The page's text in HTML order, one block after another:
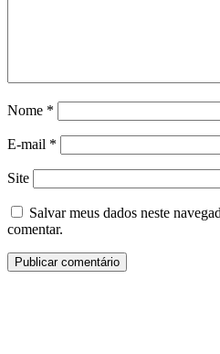
Nome *
E-mail *
Site
Salvar meus dados neste
comentar.